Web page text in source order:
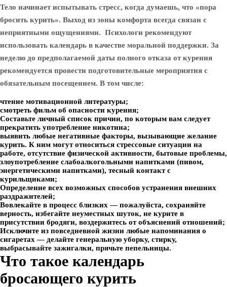
Тело начинает испытывать стресс, когда думаешь, что «пора
бросить курить». Выход из зоны комфорта всегда связан с
неприятными ощущениями. Психологи рекомендуют
использовать календарь в качестве моральной поддержки. За
неделю до предполагаемой даты полного отказа от курения
рекомендуется провести подготовительные мероприятия с
обязательным посещением. В том числе:
чтение мотивационной литературы;
смотреть фильм об опасности курения;
Составьте личный список причин, по которым вам следует
прекратить употребление никотина;
выявить любые негативные факторы, вызывающие желание
курить. К ним могут относиться стрессовые ситуации на
работе, отсутствие физической активности, бытовые проблемы,
злоупотребление слабоалкогольными напитками (пивом,
энергетическими напитками), тесный контакт с
курильщиками;
Определение всех возможных способов устранения внешних
раздражителей;
Вовлекайте в процесс близких — пожалуйста, сохраняйте
верность, избегайте неуместных шуток, не курите в
присутствии бродяги, воздержитесь от объяснений отношений;
Исключите из повседневной жизни любые напоминания о
сигаретах — делайте генеральную уборку, стирку,
выбрасывайте зажигалки, прячьте пепельницы.
Что такое календарь
бросающего курить